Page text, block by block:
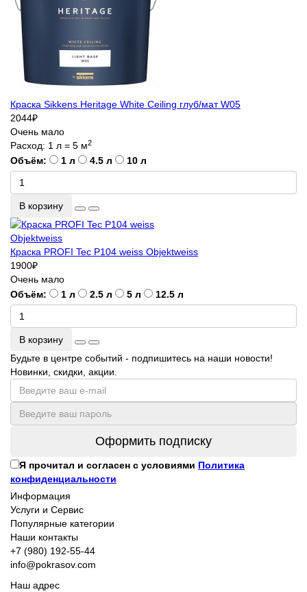
Краска Sikkens Heritage White Ceiling глуб/мат W05
2044₽
Очень мало
Расход: 1 л = 5 м2
Объём: 1 л 4.5 л 10 л
В корзину
Краска PROFI Tec P104 weiss Objektweiss
1900₽
Очень мало
Объём:
1 л 2.5 л 5 л 12.5 л
В корзину
Будьте в центре событий - подпишитесь на наши новости!
Новинки, скидки, акции.
Оформить подписку
Я прочитал и согласен с условиями Политика
конфиденциальности
Информация
Услуги и Сервис
Популярные категории
Наши контакты
+7 (980) 192-55-44
info@pokrasov.com
Наш адрес